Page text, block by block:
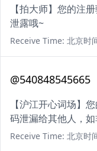
【拍大师】您的注
泄露哦~
Receive Time: 北京时
@540848545665
【沪江开心词场】
码泄漏给其他人，如
Receive Time: 北京时